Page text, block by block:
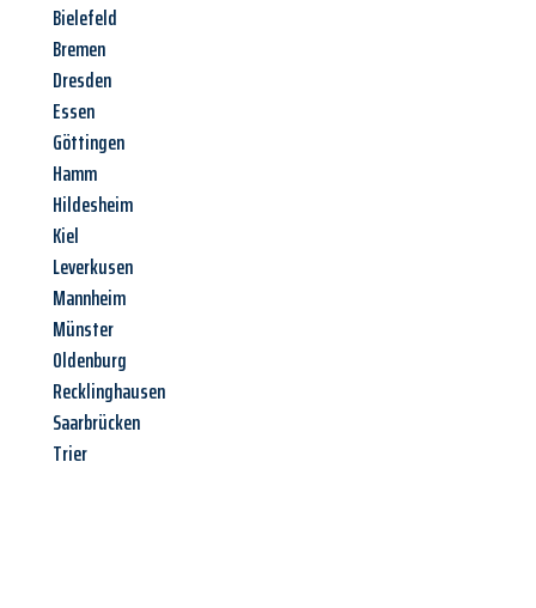
Bielefeld
Bremen
Dresden
Essen
Göttingen
Hamm
Hildesheim
Kiel
Leverkusen
Mannheim
Münster
Oldenburg
Recklinghausen
Saarbrücken
Trier